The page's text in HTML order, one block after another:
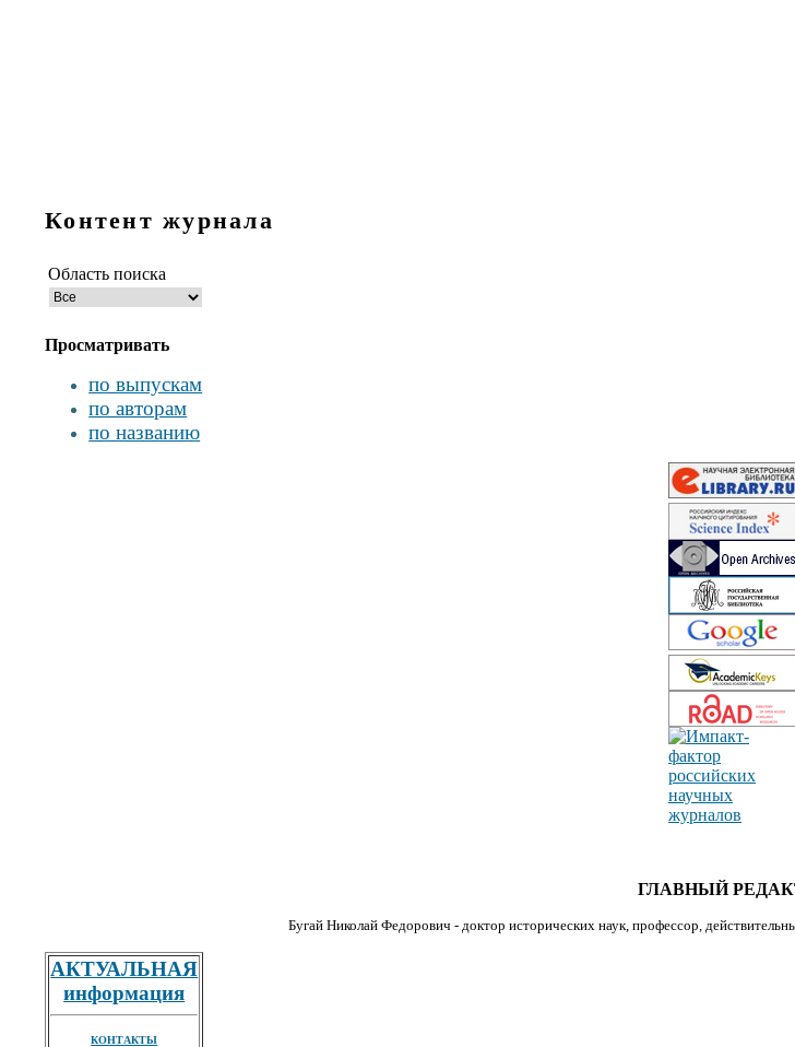
Контент журнала
Область поиска
Просматривать
по выпускам
по авторам
по названию
ГЛАВНЫЙ
Бугай Николай Федорович - доктор исторических наук, профессор,
АКТУАЛЬНАЯ
информация
КОНТАКТЫ